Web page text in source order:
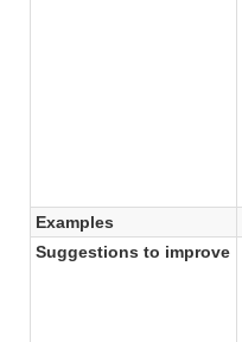
Examples
Suggestions to improve